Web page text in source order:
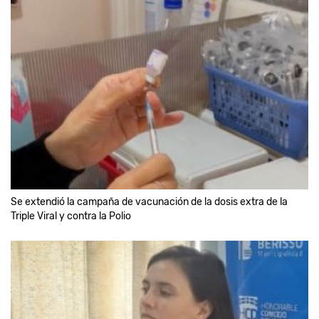
Se extendió la campaña de vacunación de la dosis extra de la
Triple Viral y contra la Polio